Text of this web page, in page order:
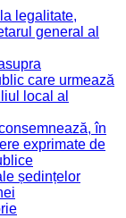
legalitate,
general al
care urmează
local al
în
exprimate de
ședințelor